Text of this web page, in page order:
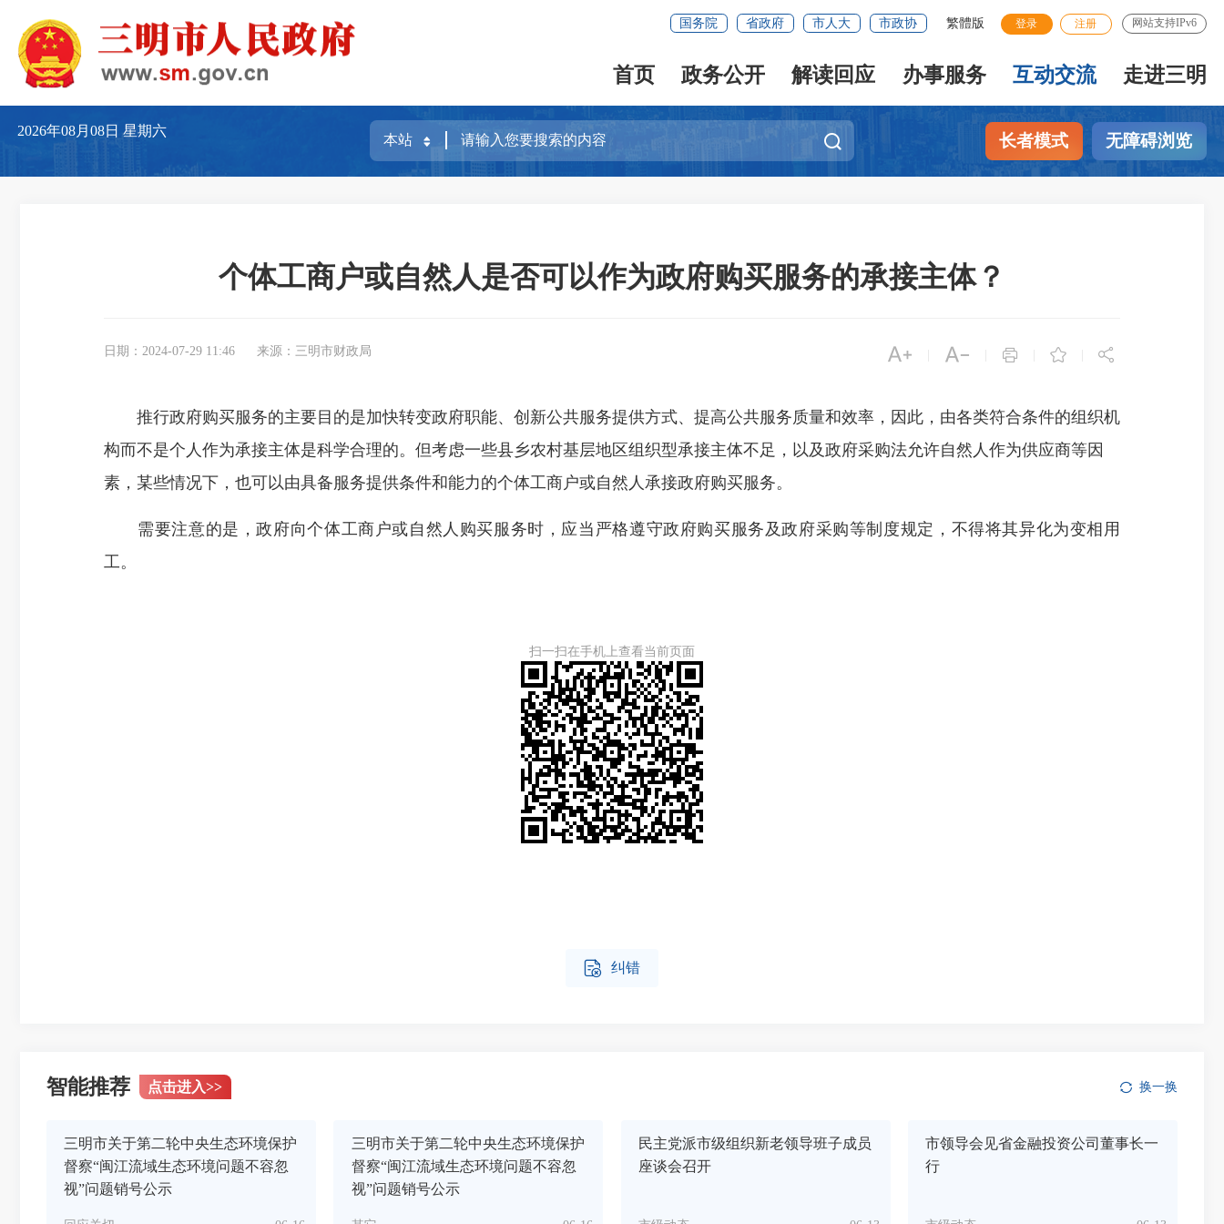
国务院 省政府 市人大 市政协 繁體版 登录 注册 网站支持IPv6
首页 政务公开 解读回应 办事服务 互动交流 走进三明
2026年08月08日星期六
长者模式 无障碍浏览
个体工商户或自然人是否可以作为政府购买服务的承接主体？
日期：2024-07-29 11:46 来源：三明市财政局     
推行政府购买服务的主要目的是加快转变政府职能、创新公共服务提供方式、提高公共服务质量和效率，因此，由各类符合条件的组织机
构而不是个人作为承接主体是科学合理的。但考虑一些县乡农村基层地区组织型承接主体不足，以及政府采购法允许自然人作为供应商等因
素，某些情况下，也可以由具备服务提供条件和能力的个体工商户或自然人承接政府购买服务。
需要注意的是，政府向个体工商户或自然人购买服务时，应当严格遵守政府购买服务及政府采购等制度规定，不得将其异化为变相用
工。
扫一扫在手机上查看当前页面
 纠错
智能推荐 点击进入>> 换一换
三明市关于第二轮中央生态环境保护
督察“闽江流域生态环境问题不容忽
视”问题销号公示
三明市关于第二轮中央生态环境保护
督察“闽江流域生态环境问题不容忽
视”问题销号公示
民主党派市级组织新老领导班子成员
座谈会召开
市领导会见省金融投资公司董事长一
行